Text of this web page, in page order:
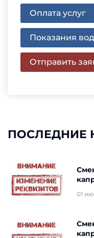
Оплата услуг
Показания
Отправить
ПОСЛЕДНИЕ
01